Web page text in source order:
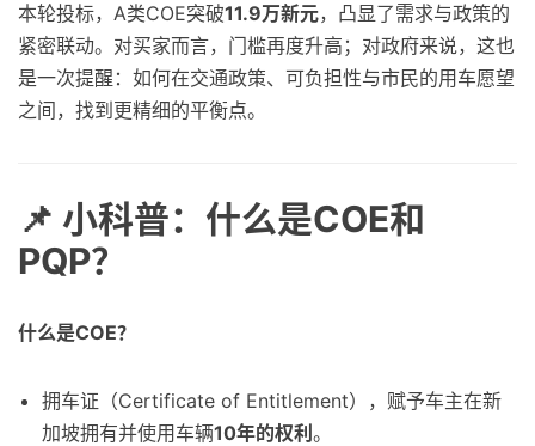
本轮投标，A类COE突破11.9万新元，凸显了需求与政策的
紧密联动。对买家而言，门槛再度升高；对政府来说，这也
是一次提醒：如何在交通政策、可负担性与市民的用车愿望
之间，找到更精细的平衡点。
📌 小科普：什么是COE和
PQP？
什么是COE？
拥车证（Certificate of Entitlement），赋予车主在新
加坡拥有并使用车辆10年的权利 。